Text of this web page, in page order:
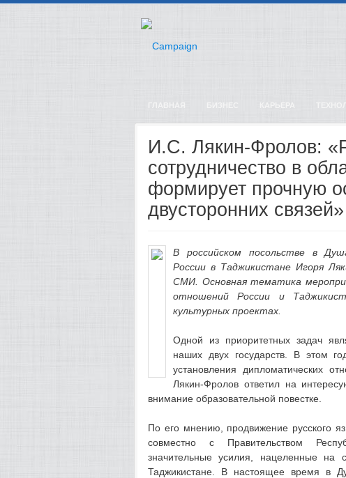
ГЛАВНАЯ БИЗНЕС КАРЬЕРА
И.С. Лякин-Фролов:
сотрудничество в
формирует прочную
двусторонних связей»
В российском посольстве в
России в Таджикистане Игоря
СМИ. Основная тематика
отношений России и
культурных проектах.
Одной из приоритетных задач
наших двух государств. В этом
установления дипломатических
Лякин-Фролов ответил на
внимание образовательной повестке.
По его мнению, продвижение русского
совместно с Правительством
значительные усилия, нацеленные на
Таджикистане. В настоящее время в